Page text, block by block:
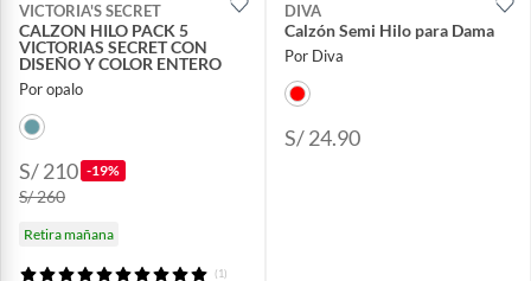
VICTORIA'S SECRET
CALZON HILO PACK 5
VICTORIAS SECRET CON
DISEÑO Y COLOR ENTERO
Por opalo
S/ 210 -19%
S/ 260
Retira mañana
(1)
DIVA
Calzón Semi Hilo para Dama
Por Diva
S/ 24.90